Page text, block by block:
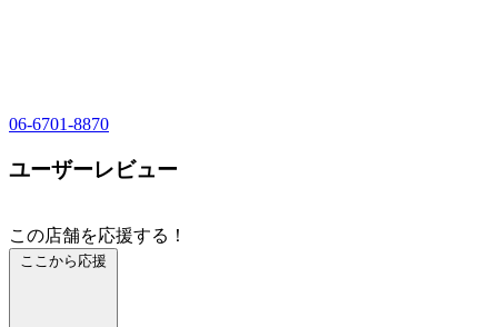
06-6701-8870
ユーザーレビュー
この店舗を応援する！
ここから応援